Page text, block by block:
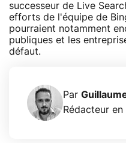
successeur de Live
efforts de l'équipe de
pourraient notamment
publiques et les
défaut.
Par
Rédacteur